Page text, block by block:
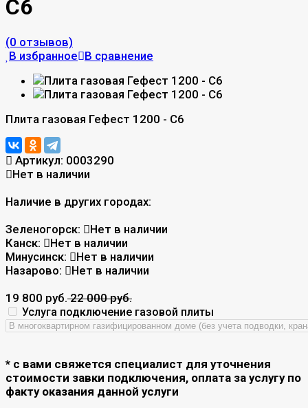
С6
(0 отзывов)
В избранное В сравнение
Плита газовая Гефест 1200 - С6
Артикул: 0003290
Нет в наличии
Наличие в других городах:
Зеленогорск:
Нет в наличии
Канск:
Нет в наличии
Минусинск:
Нет в наличии
Назарово:
Нет в наличии
19 800 руб.22 000 руб.
Услуга подключение газовой плиты
* с вами свяжется специалист для уточнения
стоимости завки подключения, оплата за услугу по
факту оказания данной услуги